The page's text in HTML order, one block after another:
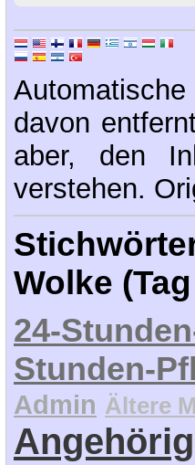
davon
aber, den
verstehen.
Wolke
24-
Stunden-
Admin Ältere